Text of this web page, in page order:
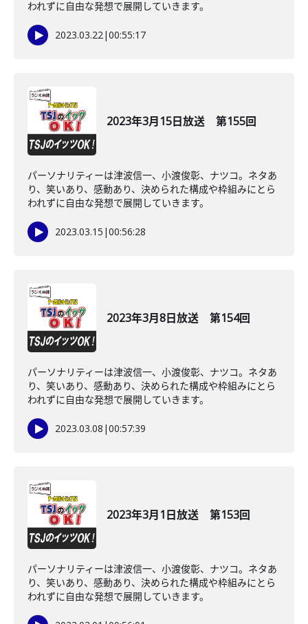
われずに自由な発想で展開していきます。
2023.03.22|00:55:17
2023年3月15日放送 第155回
パーソナリティーは津波信一、小渡俊彰、ナツコ。ネタあ
り、笑いあり、感動あり、決められた構成や枠組みにとら
われずに自由な発想で展開していきます。
2023.03.15 |00:56:28
2023年3月8日放送 第154回
パーソナリティーは津波信一、小渡俊彰、ナツコ。ネタあ
り、笑いあり、感動あり、決められた構成や枠組みにとら
われずに自由な発想で展開していきます。
2023.03.08 |00:57:39
2023年3月1日放送 第153回
パーソナリティーは津波信一、小渡俊彰、ナツコ。ネタあ
り、笑いあり、感動あり、決められた構成や枠組みにとら
われずに自由な発想で展開していきます。